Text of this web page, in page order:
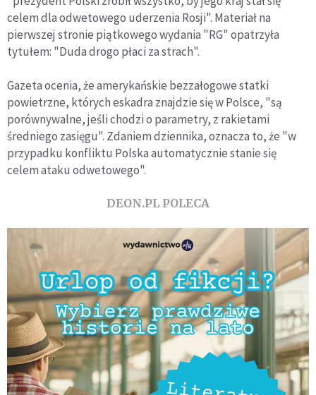
celem dla odwetowego uderzenia Rosji". Materiał na
pierwszej stronie piątkowego wydania "RG" opatrzyła
tytułem: "Duda drogo płaci za strach".
Gazeta ocenia, że amerykańskie bezzałogowe statki
powietrzne, których eskadra znajdzie się w Polsce, "są
porównywalne, jeśli chodzi o parametry, z rakietami
średniego zasięgu". Zdaniem dziennika, oznacza to, że "w
przypadku konfliktu Polska automatycznie stanie się
celem ataku odwetowego".
DEON.PL POLECA